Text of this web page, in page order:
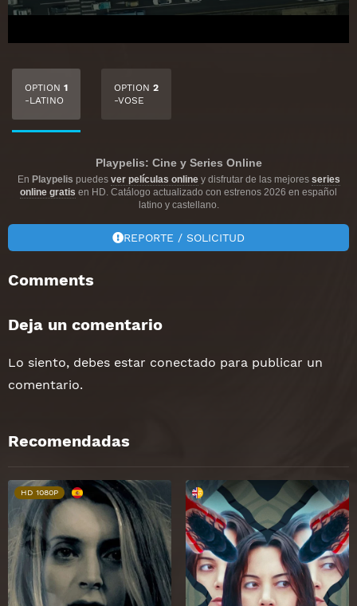
OPTION 1
-LATINO
OPTION 2
-VOSE
Playpelis: Cine y Series Online
En Playpelis puedes ver películas onliney disfrutar de las mejores series
online gratis en HD. Catálogo actualizado con estrenos 2026 en español
latino y castellano.
REPORTE / SOLICITUD
Comments
Deja un comentario
Lo siento, debes estar conectado para publicar un
comentario.
Recomendadas
HD 1080P